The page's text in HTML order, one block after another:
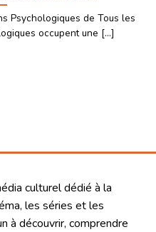
Psychologiques de Tous les
occupent une [...]
culturel dédié à la
les séries et les
à découvrir, comprendre